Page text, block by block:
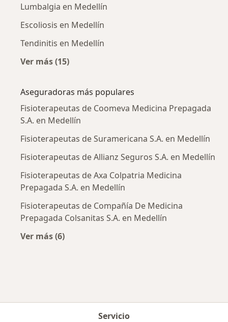
Lumbalgia en Medellín
Escoliosis en Medellín
Tendinitis en Medellín
Ver más (15)
Aseguradoras más populares
Fisioterapeutas de Coomeva Medicina Prepagada
S.A. en Medellín
Fisioterapeutas de Suramericana S.A. en Medellín
Fisioterapeutas de Allianz Seguros S.A. en Medellín
Fisioterapeutas de Axa Colpatria Medicina
Prepagada S.A. en Medellín
Fisioterapeutas de Compañía De Medicina
Prepagada Colsanitas S.A. en Medellín
Ver más (6)
Servicio